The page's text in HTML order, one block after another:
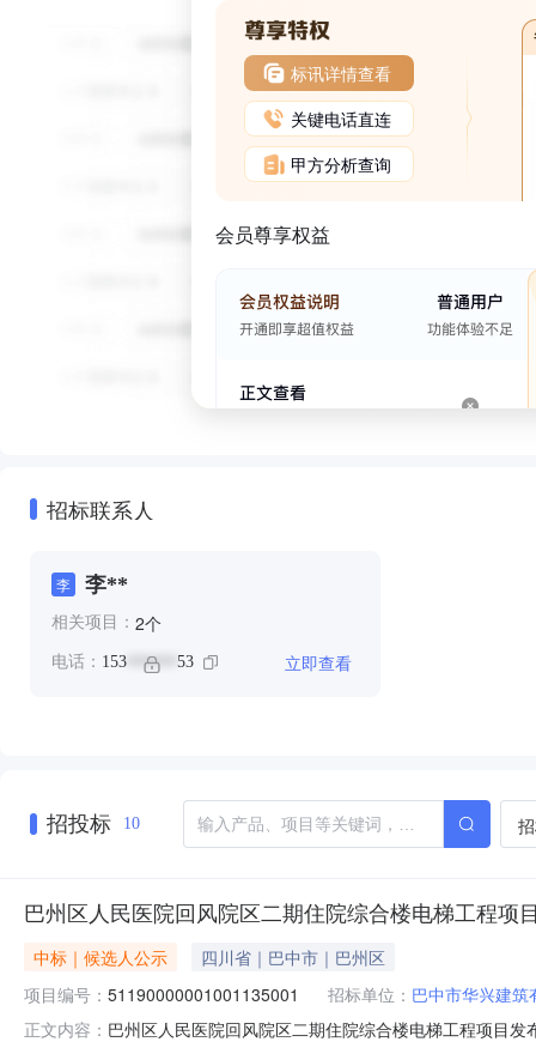
标讯详情查看
关键电话直连
甲方分析查询
会员尊享权益
招标联系人
李 李**
相关项目： 2个
电话： 153 ****** 53 立即查看
招投标 10
巴州区人民医院回风院区二期住院综合楼电梯工程项
中标｜候选人公示
四川省｜巴中市｜巴州区
项目编号： 51190000001001135001 招标单位： 巴中市华兴建筑
正文内容： 巴州区人民医院回风院区二期住院综合楼电梯工程项目